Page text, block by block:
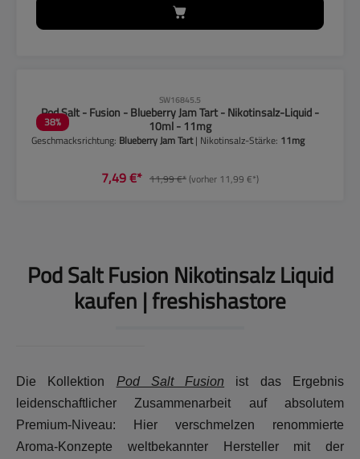
38%
SW16845.5
Pod Salt - Fusion - Blueberry Jam Tart - Nikotinsalz-Liquid -
10ml - 11mg
Geschmacksrichtung: Blueberry Jam Tart| Nikotinsalz-Stärke: 11mg
7,49 €* 11,99 €*(vorher 11,99 €*)
Pod Salt Fusion Nikotinsalz Liquid
kaufen | freshishastore
Die Kollektion Pod Salt Fusion ist das Ergebnis
leidenschaftlicher Zusammenarbeit auf absolutem
Premium-Niveau: Hier verschmelzen renommierte
Aroma-Konzepte weltbekannter Hersteller mit der